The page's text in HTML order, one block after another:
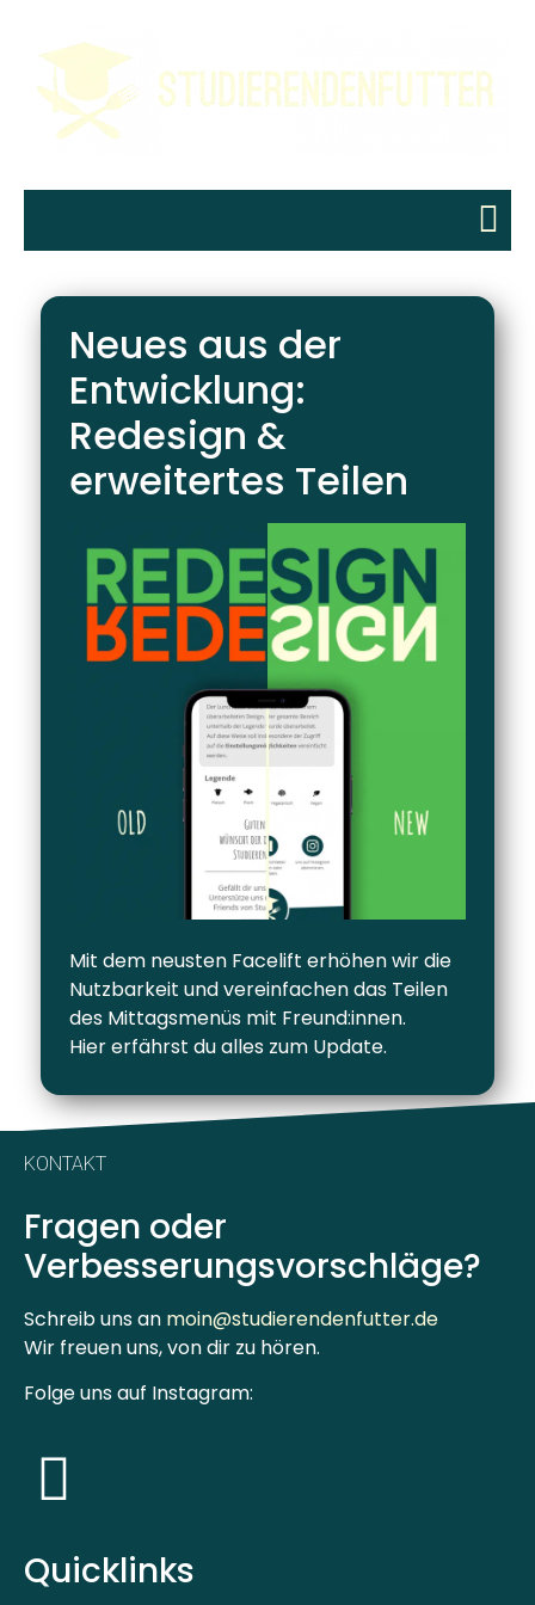
Neues aus der
Entwicklung:
Redesign &
erweitertes Teilen
Mit dem neusten Facelift erhöhen wir die
Nutzbarkeit und vereinfachen das Teilen
des Mittagsmenüs mit Freund:innen.
Hier erfährst du alles zum Update.
KONTAKT
Fragen oder
Verbesserungsvorschläge?
Schreib uns an moin@studierendenfutter.de
Wir freuen uns, von dir zu hören.
Folge uns auf Instagram:
Quicklinks